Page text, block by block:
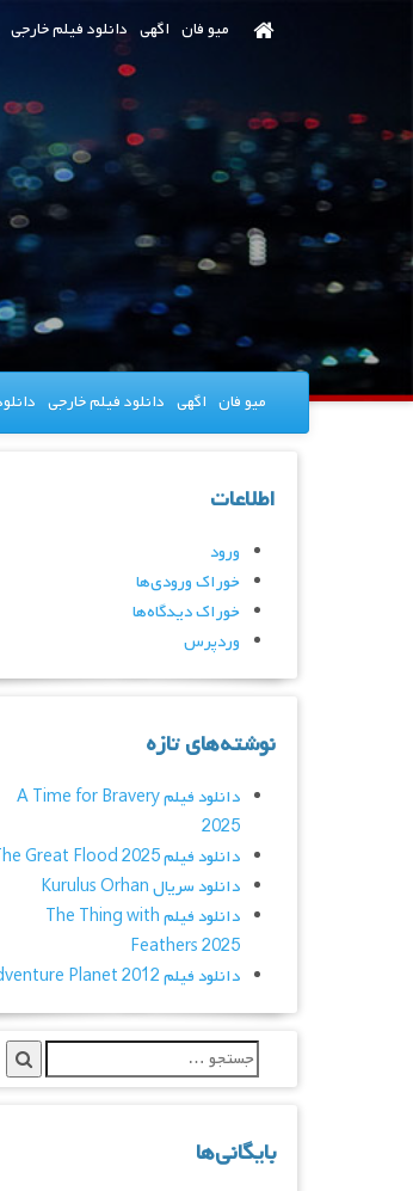
میو فان اگهی دانلود فیلم خارجی
میو فان اگهی دانلود فیلم خارجی
اطلاعات
ورود
خوراک ورودی‌ها
خوراک دیدگاه‌ها
وردپرس
نوشته‌های تازه
دانلود فیلم A Time for Bravery
2025
دانلود فیلم The Great Flood 2025
دانلود سریال Kurulus Orhan
دانلود فیلم The Thing with
Feathers 2025
دانلود فیلم Adventure Planet 2012
بایگانی‌ها